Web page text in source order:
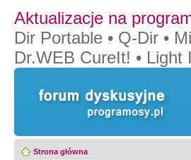
Aktualizacje na
Dir Portable • Q-Dir •
Dr.WEB CureIt! • Light
Strona główna